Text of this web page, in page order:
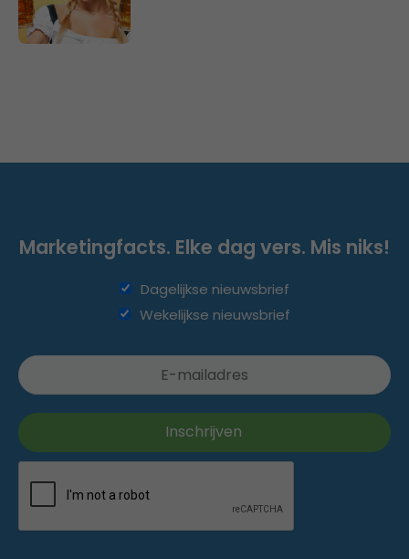
Marketingfacts. Elke dag vers. Mis niks!
Dagelijkse nieuwsbrief
Wekelijkse nieuwsbrief